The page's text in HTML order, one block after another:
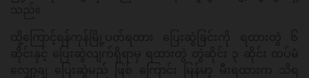
ထို့ကြောင့်ရန်ကုန်မြို့ပတ်ရထား ပြေးဆွဲခြင်းကို ရထားတွဲ ၆
ဆိုင်းနှင့် ပြေးဆွဲလျက်ရှိရာမှ ရထားတွဲ တွဲဆိုင်း ၃ ဆိုင်း ထပ်မံ
လျှော့ချ ပြေးဆွဲမည် ဖြစ် ကြောင်း မြန်မာ့ မီးရထားက သိရ